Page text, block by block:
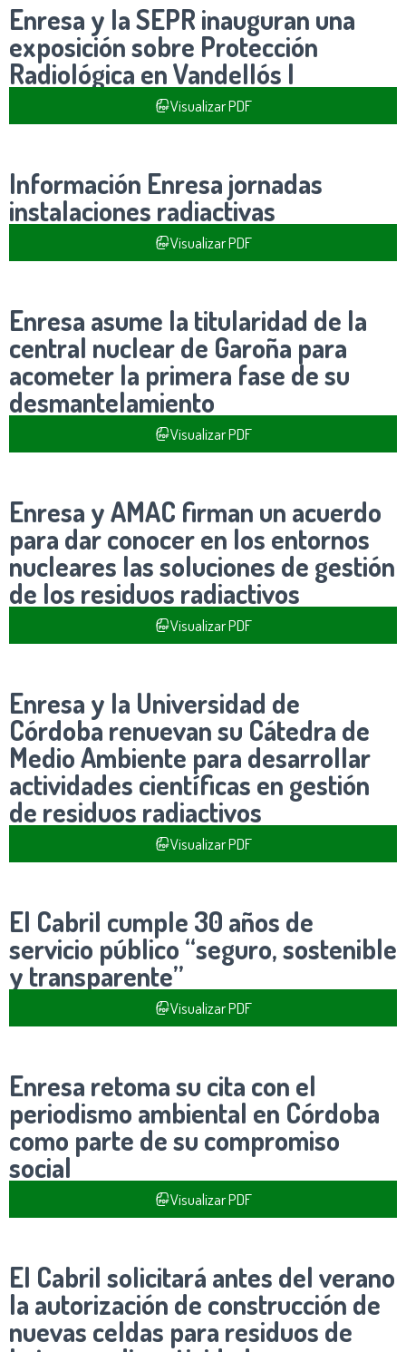
Enresa y la SEPR inauguran una
exposición sobre Protección
Radiológica en Vandellós I
Visualizar PDF
Información Enresa jornadas
instalaciones radiactivas
Visualizar PDF
Enresa asume la titularidad de la
central nuclear de Garoña para
acometer la primera fase de su
desmantelamiento
Visualizar PDF
Enresa y AMAC firman un acuerdo
para dar conocer en los entornos
nucleares las soluciones de gestión
de los residuos radiactivos
Visualizar PDF
Enresa y la Universidad de
Córdoba renuevan su Cátedra de
Medio Ambiente para desarrollar
actividades científicas en gestión
de residuos radiactivos
Visualizar PDF
El Cabril cumple 30 años de
servicio público “seguro, sostenible
y transparente”
Visualizar PDF
Enresa retoma su cita con el
periodismo ambiental en Córdoba
como parte de su compromiso
social
Visualizar PDF
El Cabril solicitará antes del verano
la autorización de construcción de
nuevas celdas para residuos de